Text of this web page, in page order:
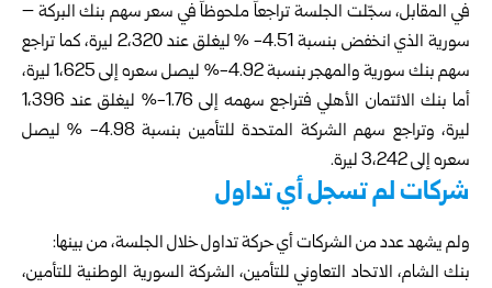
في المقابل، سجّلت الجلسة تراجعاً ملحوظاً في سعر سهم بنك البركة –
سورية الذي انخفض بنسبة 4.51- % ليغلق عند 2،320 ليرة، كما تراجع
سهم بنك سورية والمهجر بنسبة 4.92-% ليصل سعره إلى 1،625 ليرة،
أما بنك الائتمان الأهلي فتراجع سهمه إلى 1.76-% ليغلق عند 1،396
ليرة، وتراجع سهم الشركة المتحدة للتأمين بنسبة 4.98- % ليصل
سعره إلى 3،242 ليرة.
شركات لم تسجل أي تداول
ولم يشهد عدد من الشركات أي حركة تداول خلال الجلسة، من بينها:
بنك الشام، الاتحاد التعاوني للتأمين، الشركة السورية الوطنية للتأمين،